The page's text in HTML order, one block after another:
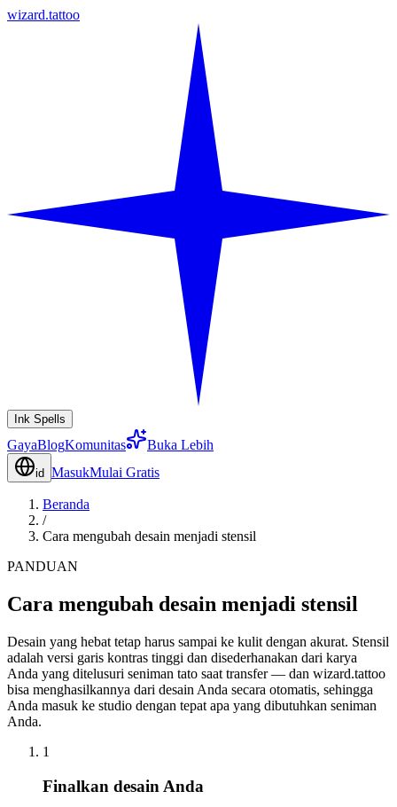
wizard.tattoo
Ink Spells
GayaBlogKomunitas Buka Lebih
id MasukMulai Gratis
Beranda
/
Cara mengubah desain menjadi stensil
PANDUAN
Cara mengubah desain menjadi stensil
Desain yang hebat tetap harus sampai ke kulit dengan akurat. Stensil
adalah versi garis kontras tinggi dan disederhanakan dari karya
Anda yang ditelusuri seniman tato saat transfer — dan wizard.tattoo
bisa menghasilkannya dari desain Anda secara otomatis, sehingga
Anda masuk ke studio dengan tepat apa yang dibutuhkan seniman
Anda.
1
Finalkan desain Anda